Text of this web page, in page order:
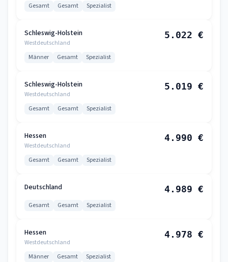
Gesamt Gesamt Spezialist
Schleswig-Holstein
Westdeutschland
5.022 €
Männer Gesamt Spezialist
Schleswig-Holstein
Westdeutschland
5.019 €
Gesamt Gesamt Spezialist
Hessen
Westdeutschland
4.990 €
Gesamt Gesamt Spezialist
Deutschland 4.989 €
Gesamt Gesamt Spezialist
Hessen
Westdeutschland
4.978 €
Männer Gesamt Spezialist